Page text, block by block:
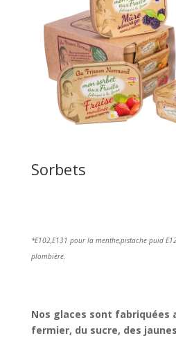
Sorbets
*E102,E131 pour la menthe,pistache puid
plombière.
Nos glaces sont fabriquées
fermier, du sucre, des